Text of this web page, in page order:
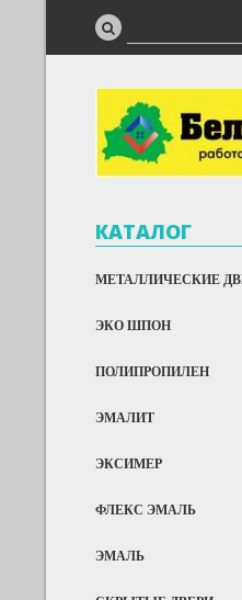
КАТАЛОГ
МЕТАЛЛИЧЕСКИЕ
ЭКО ШПОН
ПОЛИПРОПИЛЕН
ЭМАЛИТ
ЭКСИМЕР
ФЛЕКС ЭМАЛЬ
ЭМАЛЬ